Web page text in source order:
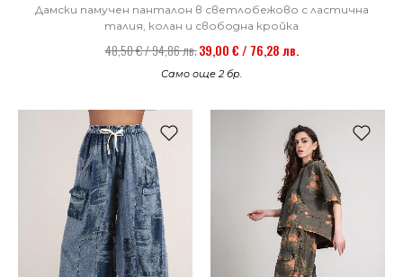
Дамски памучен панталон в светлобежово с ластична
талия, колан и свободна кройка
48,50 € / 94,86 лв.39,00 € / 76,28 лв.
Само още 2 бр.